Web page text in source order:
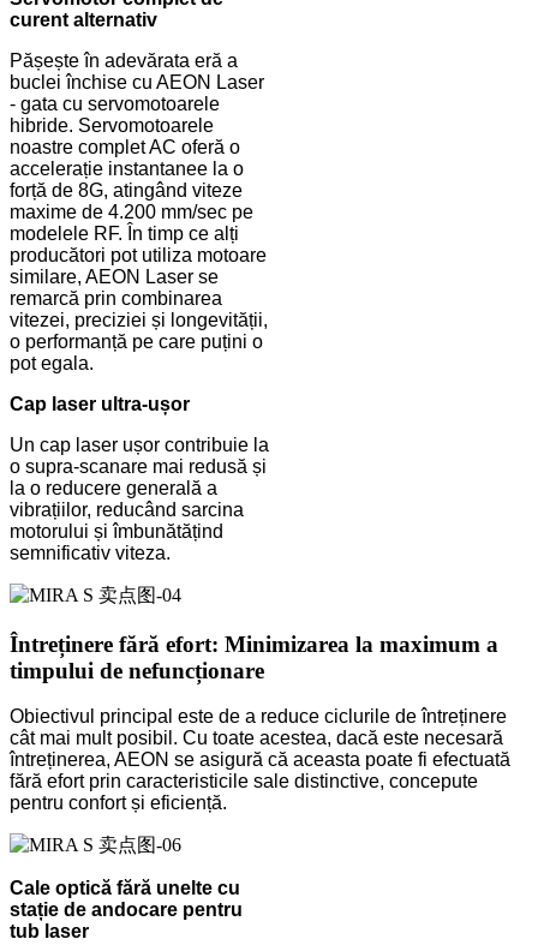
curent alternativ
Pășește în adevărata eră a
buclei închise cu AEON Laser
- gata cu servomotoarele
hibride. Servomotoarele
noastre complet AC oferă o
accelerație instantanee la o
forță de 8G, atingând viteze
maxime de 4.200 mm/sec pe
modelele RF. În timp ce alți
producători pot utiliza motoare
similare, AEON Laser se
remarcă prin combinarea
vitezei, preciziei și longevității,
o performanță pe care puțini o
pot egala.
Cap laser ultra-ușor
Un cap laser ușor contribuie la
o supra-scanare mai redusă și
la o reducere generală a
vibrațiilor, reducând sarcina
motorului și îmbunătățind
semnificativ viteza.
Întreținere fără efort: Minimizarea la maximum a
timpului de nefuncționare
Obiectivul principal este de a reduce ciclurile de întreținere
cât mai mult posibil. Cu toate acestea, dacă este necesară
întreținerea, AEON se asigură că aceasta poate fi efectuată
fără efort prin caracteristicile sale distinctive, concepute
pentru confort și eficiență.
Cale optică fără unelte cu
stație de andocare pentru
tub laser